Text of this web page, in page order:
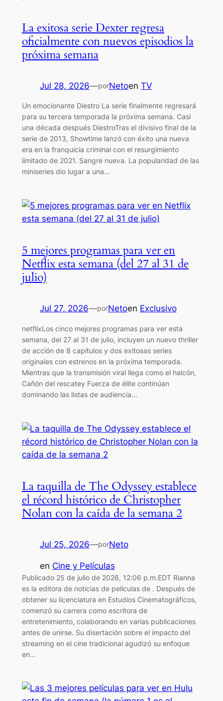
La exitosa serie Dexter regresa
oficialmente con nuevos episodios la
próxima semana
Jul 28, 2026—porNetoen TV
Un emocionante Diestro La serie finalmente regresará
para su tercera temporada la próxima semana. Casi
una década después DiestroTras el divisivo final de la
serie de 2013, Showtime lanzó con éxito una nueva
era en la franquicia criminal con el resurgimiento
limitado de 2021. Sangre nueva. La popularidad de las
miniseries dio lugar a una…
5 mejores programas para ver en
Netflix esta semana (del 27 al 31 de
julio)
Jul 27, 2026—porNetoen Exclusivo
netflixLos cinco mejores programas para ver esta
semana, del 27 al 31 de julio, incluyen un nuevo thriller
de acción de 8 capítulos y dos exitosas series
originales con estrenos en la próxima temporada.
Mientras que la transmisión viral llega como el halcón,
Cañón del rescatey Fuerza de élite continúan
dominando las listas de audiencia…
La taquilla de The Odyssey establece
el récord histórico de Christopher
Nolan con la caída de la semana 2
Jul 25, 2026—porNeto
en Cine y Películas
Publicado 25 de julio de 2026, 12:06 p.m.EDT Rianna
es la editora de noticias de películas de . Después de
obtener su licenciatura en Estudios Cinematográficos,
comenzó su carrera como escritora de
entretenimiento, colaborando en varias publicaciones
antes de unirse. Su disertación sobre el impacto del
streaming en el cine tradicional agudizó su enfoque
en…